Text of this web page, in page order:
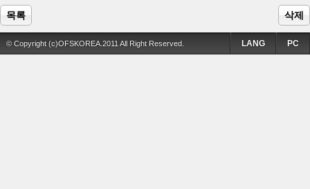
목록 삭제
© Copyright (c)OFSKOREA.2011 All Right Reserved. PC
LANG